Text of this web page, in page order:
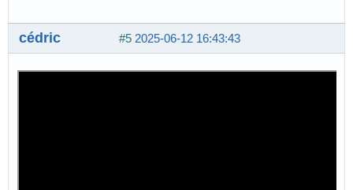
#5 2025-06-12 16:43:43
cédric